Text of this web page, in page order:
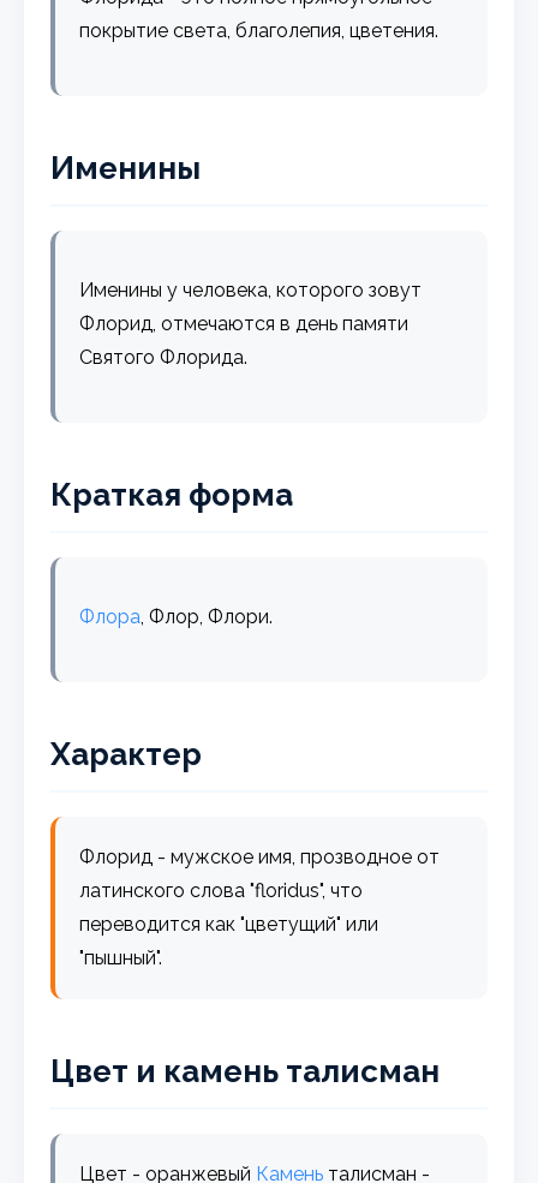
покрытие света, благолепия, цветения.
Именины
Именины у человека, которого зовут
Флорид, отмечаются в день памяти
Святого Флорида.
Краткая форма
Флора, Флор, Флори.
Характер
Флорид - мужское имя, прозводное от
латинского слова "floridus", что
переводится как "цветущий" или
"пышный".
Цвет и камень талисман
Цвет - оранжевый Камень талисман -